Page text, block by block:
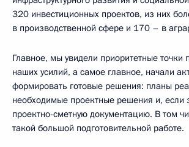
320 инвестиционных проектов, из них
в производственной сфере и 170 – в
Главное, мы увидели приоритетные точки
наших усилий, а самое главное, начали
формировать готовые решения: планы
необходимые проектные решения и, если
проектно-сметную документацию. В том
такой большой подготовительной работе.